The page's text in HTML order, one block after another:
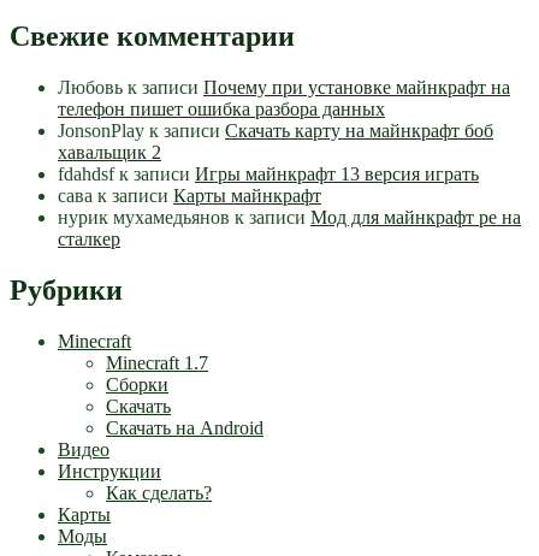
Свежие комментарии
Любовь к записи Почему при установке майнкрафт на
телефон пишет ошибка разбора данных
JonsonPlay к записи Скачать карту на майнкрафт боб
хавальщик 2
fdahdsfк записи Игры майнкрафт 13 версия играть
сава к записи Карты майнкрафт
нурик мухамедьянов к записи Мод для майнкрафт pe на
сталкер
Рубрики
Minecraft
Minecraft 1.7
Сборки
Скачать
Скачать на Android
Видео
Инструкции
Как сделать?
Карты
Моды